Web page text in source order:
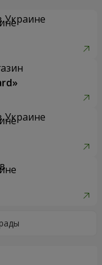
Украине
Украине